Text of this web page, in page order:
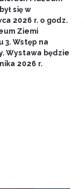
się w
2026 r. o godz.
Ziemi
3. Wstęp na
Wystawa będzie
2026 r.